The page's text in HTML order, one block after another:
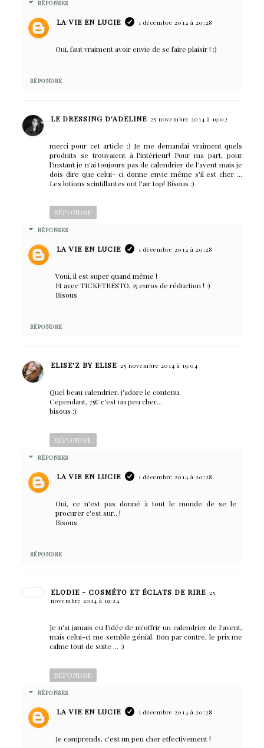
RÉPONSES
LA VIE EN LUCIE 1 décembre 2014 à 20:28
Oui, faut vraiment avoir envie de se faire plaisir ! :)
RÉPONDRE
LE DRESSING D'ADELINE 25 novembre 2014 à 19:02
merci pour cet article :) Je me demandai vraiment quels
produits se trouvaient à l'intérieur! Pour ma part, pour
l'instant je n'ai toujours pas de calendrier de l'avent mais je
dois dire que celui- ci donne envie même s'il est cher ...
Les lotions scintillantes ont l'air top! Bisous :)
RÉPONDRE
RÉPONSES
LA VIE EN LUCIE 1 décembre 2014 à 20:28
Voui, il est super quand même !
Et avec TICKETRESTO, 15 euros de réduction ! :)
Bisous
RÉPONDRE
ELISE'Z BY ELISE 25 novembre 2014 à 19:04
Quel beau calendrier, j'adore le contenu.
Cependant, 75€ c'est un peu cher...
bisous :)
RÉPONDRE
RÉPONSES
LA VIE EN LUCIE 1 décembre 2014 à 20:28
Oui, ce n'est pas donné à tout le monde de se le
procurer c'est sur.. !
Bisous
RÉPONDRE
ELODIE - COSMÉTO ET ÉCLATS DE RIRE 25
novembre 2014 à 19:24
Je n'ai jamais eu l'idée de m'offrir un calendrier de l'avent,
mais celui-ci me semble génial. Bon par contre, le prix me
calme tout de suite ... :)
RÉPONDRE
RÉPONSES
LA VIE EN LUCIE 1 décembre 2014 à 20:28
Je comprends, c'est un peu cher effectivement !